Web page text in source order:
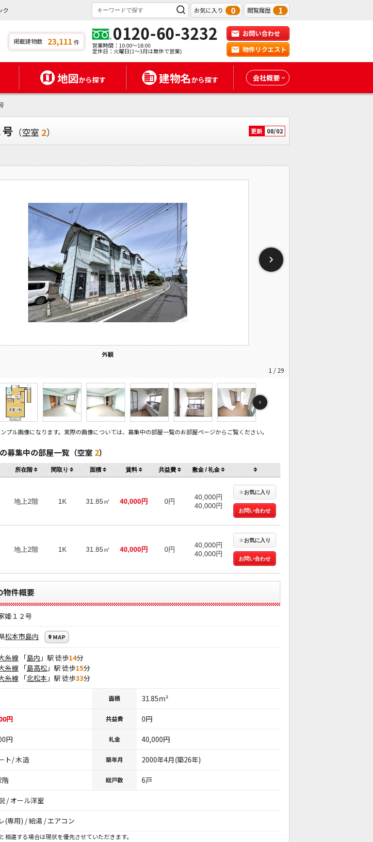
ク お気に入り 0 閲覧履歴 1
掲載建物数 23,111 件 0120-60-3232
営業時間：10:00～18:00
定休日：火曜日(1～3月は無休で営業)
お問い合わせ
物件リクエスト
地図から探す 建物名から探す 会社概要
（空室 2） 更新 08/02
外観
1 / 29
間取
間取り
居間
居間
キッチン
キッチン
寝室
寝室
風呂
風呂
トイレ
トイレ
収納
収納
洗面
バルコニー
設備
設備
設備
階段
玄関
玄関
その他画像
洗濯機置場
セキュリティ
周辺施設：ホームセンター
周辺施設：ドラックストア
周辺施設：コンビニ
周辺施設：スーパー
周辺施設：銀行
周辺施設：郵便局
プル画像になります。実際の画像については、募集中の部屋一覧のお部屋ページからご覧ください。
募集中の部屋一覧（空室 2）
所在階 間取り 面積 賃料 共益費 敷金 / 礼金
地上2階 1K 31.85㎡ 40,000円 0円
40,000円
40,000円
★お気に入り
お問い合わせ
地上2階 1K 31.85㎡ 40,000円 0円
40,000円
40,000円
★お気に入り
お問い合わせ
物件概要
姫１２号
松本市島内 MAP
糸線 「島内 」駅 徒歩14分
糸線 「島高松 」駅 徒歩15分
糸線 「北松本 」駅 徒歩33分
面積 31.85m²
円 共益費 0円
円 礼金 40,000円
ト/ 木造 築年月 2000年4月(築26年)
階 総戸数 6戸
/ オール洋室
(専用) / 給湯 / エアコン
違する場合は現状を優先させていただきます。